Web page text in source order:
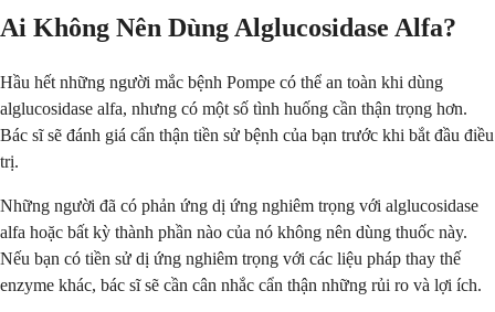
Ai Không Nên Dùng Alglucosidase Alfa?
Hầu hết những người mắc bệnh Pompe có thể an toàn khi dùng
alglucosidase alfa, nhưng có một số tình huống cần thận trọng hơn.
Bác sĩ sẽ đánh giá cẩn thận tiền sử bệnh của bạn trước khi bắt đầu điều
trị.
Những người đã có phản ứng dị ứng nghiêm trọng với alglucosidase
alfa hoặc bất kỳ thành phần nào của nó không nên dùng thuốc này.
Nếu bạn có tiền sử dị ứng nghiêm trọng với các liệu pháp thay thế
enzyme khác, bác sĩ sẽ cần cân nhắc cẩn thận những rủi ro và lợi ích.